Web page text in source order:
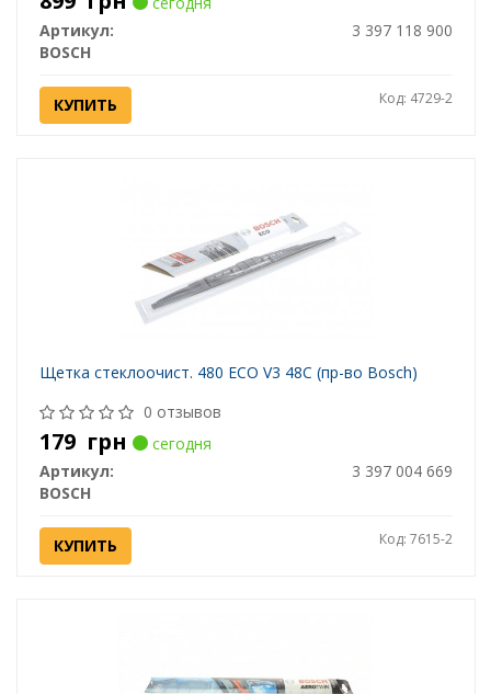
Артикул:
3 397 118 900
BOSCH
КУПИТЬ Код: 4729-2
Щетка стеклоочист. 480 ECO V3 48C (пр-во Bosch)
0 отзывов
179 грн
сегодня
Артикул:
3 397 004 669
BOSCH
КУПИТЬ Код: 7615-2